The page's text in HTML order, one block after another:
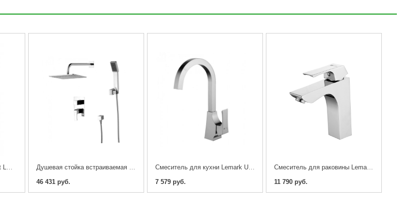
Душевая стойка Lemark Unit LM4562C
Душевая стойка встраиваемая Lemark Unit LM4529C
46 431 руб.
Cмеситель для кухни Lemark UNIT LM4555C
7 579 руб.
Cмеситель для раковины Lemark Unit LM4537C
11 790 руб.